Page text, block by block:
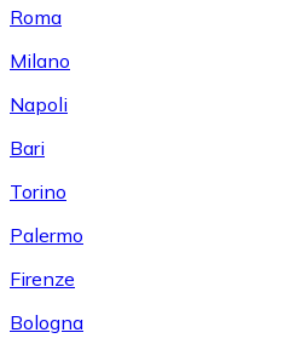
Roma
Milano
Napoli
Bari
Torino
Palermo
Firenze
Bologna